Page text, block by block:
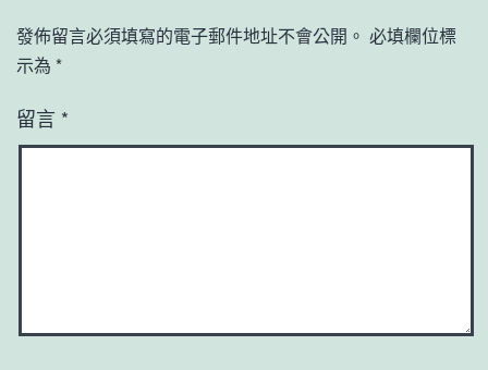
發佈留言必須填寫的電子郵件地址不會公開。 必填欄位標
示為 *
留言 *